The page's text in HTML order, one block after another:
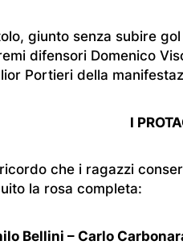
giunto senza subire
difensori Domenico
Portieri della
I
che i ragazzi
la rosa completa:
Bellini – Carlo